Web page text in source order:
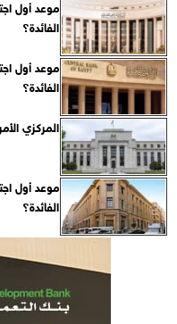
الفائدة؟
الفائدة؟
المركزي
الفائدة؟